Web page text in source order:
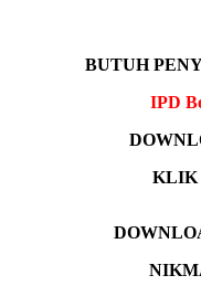
BUTUH
IPD
KLIK